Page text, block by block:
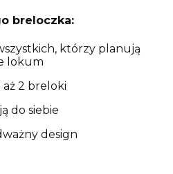
breloczka:
którzy planują
lokum
aż 2 breloki
do siebie
design